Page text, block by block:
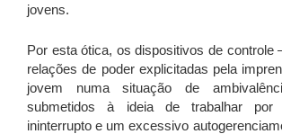
jovens.
Por esta ótica, os dispositivos de controle
relações de poder explicitadas pela
jovem numa situação de
submetidos à ideia de trabalhar por
ininterrupto e um excessivo